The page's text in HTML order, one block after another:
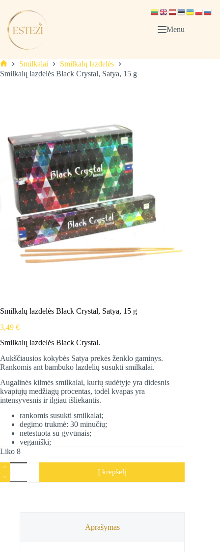
content
Menu
Pagrindinis
Smilkalai
Smilkalų lazdelės
Smilkalų lazdelės Black Crystal, Satya, 15 g
Smilkalų lazdelės Black Crystal, Satya, 15 g
3,49 €
Smilkalų lazdelės Black Crystal.
Aukščiausios kokybės Satya prekės ženklo gaminys.
Rankomis ant bambuko lazdelių susukti smilkalai.
Augalinės kilmės smilkalai, kurių sudėtyje yra didesnis
kvapiųjų medžiagų procentas, todėl kvapas yra
intensyvesnis ir ilgiau išliekantis.
rankomis susukti smilkalai;
degimo trukmė: 30 minučių;
netestuota su gyvūnais;
veganiški;
Liko 8
produkto
kiekis:
Smilkalų
Į krepšelį
Aprašymas